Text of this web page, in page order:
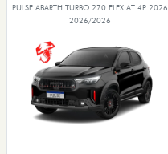
PULSE ABARTH TURBO 270 FLEX AT 4P 2026
2026/2026